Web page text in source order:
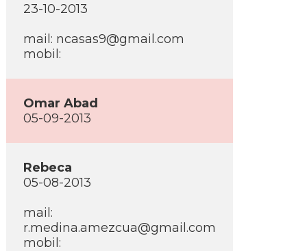
23-10-2013
mail: ncasas9@gmail.com
mobil:
Omar Abad
05-09-2013
Rebeca
05-08-2013
mail:
r.medina.amezcua@gmail.com
mobil: